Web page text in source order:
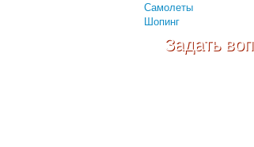
Самолеты
Шопинг
Задать